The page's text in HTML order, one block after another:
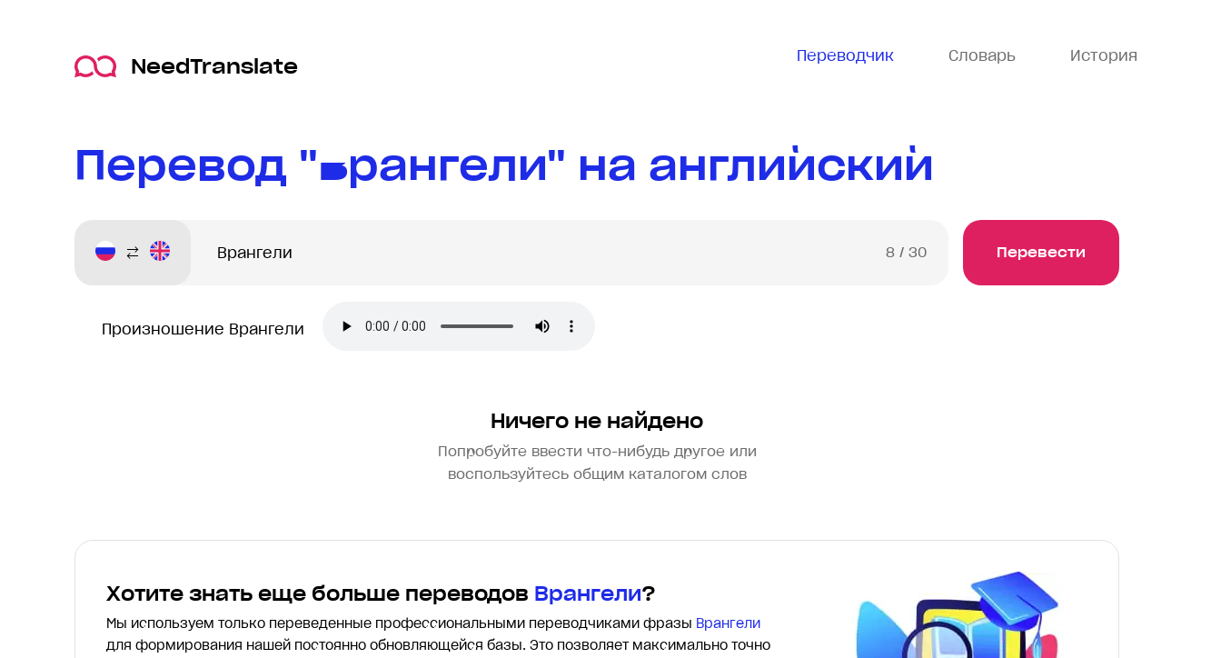
NeedTranslate Переводчик Словарь История
Перевод "Врангели" на английский
8 / 30 Перевести
Произношение Врангели
Ничего не найдено
Попробуйте ввести что-нибудь другое или
воспользуйтесь общим каталогом слов
Хотите знать еще больше переводов Врангели?
Мы используем только переведенные профессиональными переводчиками фразы Врангели
для формирования нашей постоянно обновляющейся базы. Это позволяет максимально точно